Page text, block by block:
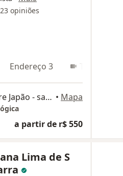
23 opiniões
Endereço 3 Teleconsulta
Rua Clovis Soares, 200 - torre Japão - sala 412, Atibaia • Mapa
a partir de r$ 550
Lima de S